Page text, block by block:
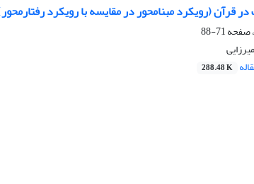
قرآن (رویکرد مبنامحور در مقایسه با رویکرد
71-88
288.48 K